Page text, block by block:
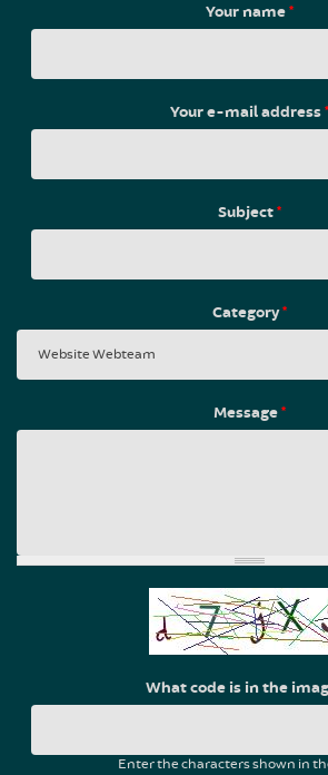
Your name*
Your e-mail address*
Subject*
Category*
Message*
What code is in the
Enter the characters shown in